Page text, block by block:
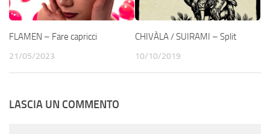
FLAMEN – Fare capricci
21/05/2023
CHIVÀLA / SUIRAMI – Split
10/10/2019
LASCIA UN COMMENTO